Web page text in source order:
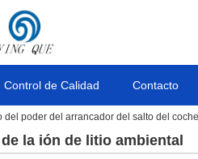
Control de Calidad Contacto
del poder del arrancador del salto del
la ión de litio ambiental